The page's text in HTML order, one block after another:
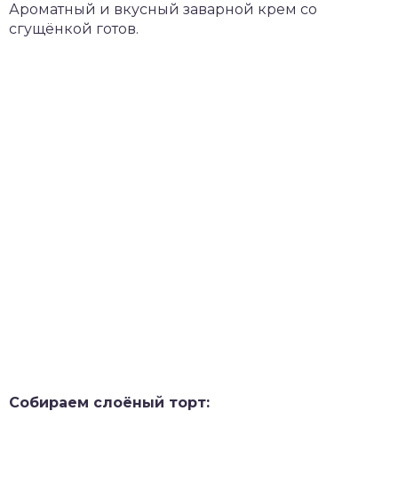
Ароматный и вкусный заварной крем со
сгущёнкой готов.
Собираем слоёный торт: